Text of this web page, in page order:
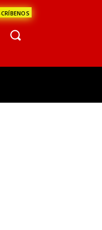
1510 AM | LA
LA PAZ 95.1 FM |